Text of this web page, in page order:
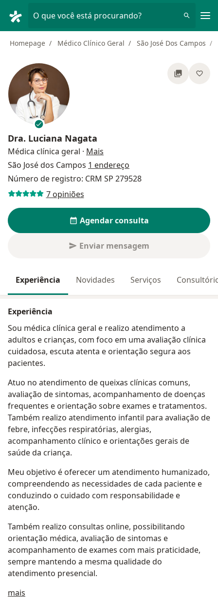
O que você está procurando?
Homepage Médico Clínico Geral São José Dos Campos
Dra. Luciana Nagata
Médica clínica geral · Mais
São José dos Campos 1 endereço
Número de registro: CRM SP 279528
7 opiniões
Agendar consulta
Enviar mensagem
Experiência Novidades Serviços
Experiência
Sou médica clínica geral e realizo atendimento a
adultos e crianças, com foco em uma avaliação clínica
cuidadosa, escuta atenta e orientação segura aos
pacientes.
Atuo no atendimento de queixas clínicas comuns,
avaliação de sintomas, acompanhamento de doenças
frequentes e orientação sobre exames e tratamentos.
Também realizo atendimento infantil para avaliação de
febre, infecções respiratórias, alergias,
acompanhamento clínico e orientações gerais de
saúde da criança.
Meu objetivo é oferecer um atendimento humanizado,
compreendendo as necessidades de cada paciente e
conduzindo o cuidado com responsabilidade e
atenção.
Também realizo consultas online, possibilitando
orientação médica, avaliação de sintomas e
acompanhamento de exames com mais praticidade,
sempre mantendo a mesma qualidade do
atendimento presencial.
mais